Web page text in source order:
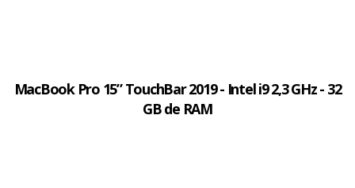
MacBook Pro 15” TouchBar 2019 - Intel i9 2,3 GHz - 32
GB de RAM